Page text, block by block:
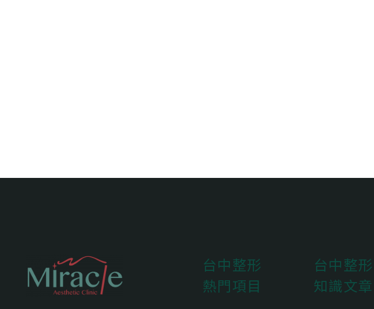
台中整形
熱門項目
台中整形
知識文章